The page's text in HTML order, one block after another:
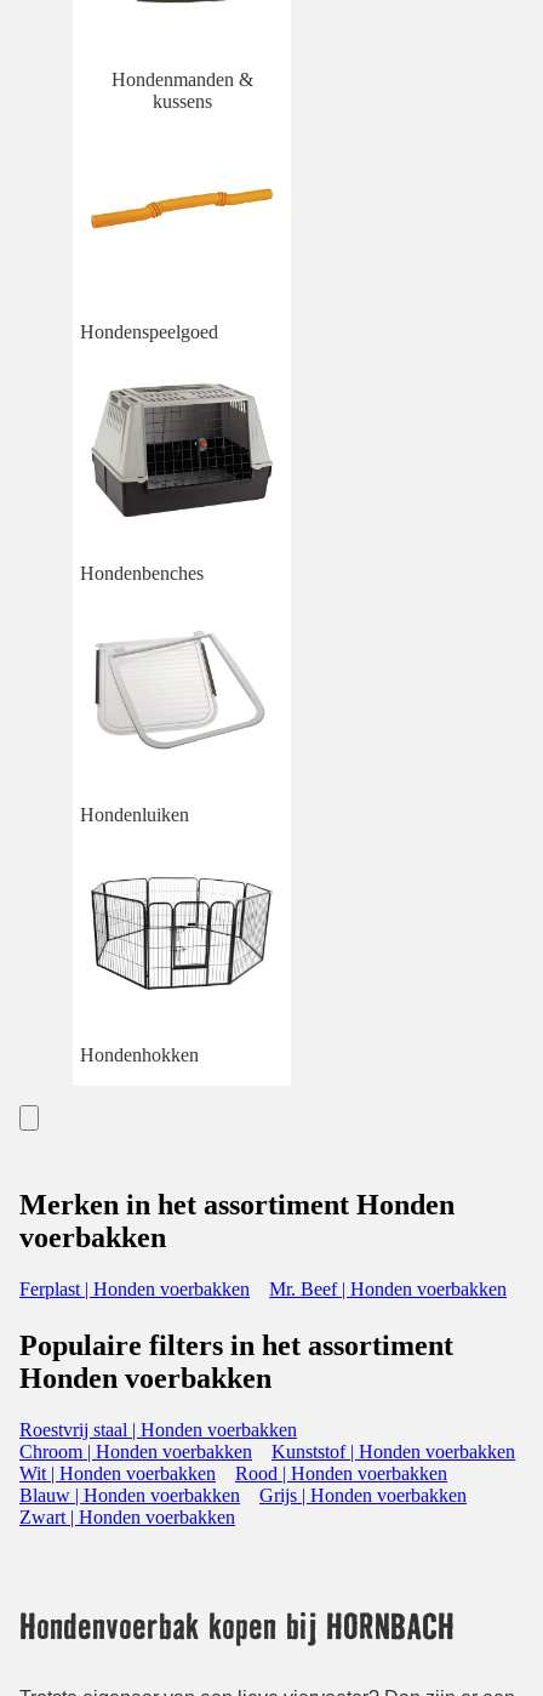
Hondenmanden &
kussens
Hondenspeelgoed
Hondenbenches
Hondenluiken
Hondenhokken
Merken in het assortiment Honden
voerbakken
Ferplast | Honden voerbakken Mr. Beef | Honden voerbakken
Populaire filters in het assortiment
Honden voerbakken
Roestvrij staal | Honden voerbakken
Chroom | Honden voerbakken
Kunststof | Honden voerbakken
Wit | Honden voerbakken
Rood | Honden voerbakken
Blauw | Honden voerbakken
Grijs | Honden voerbakken
Zwart | Honden voerbakken